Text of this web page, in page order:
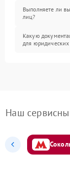
Выполняете ли
лиц?
Какую
для
Наш